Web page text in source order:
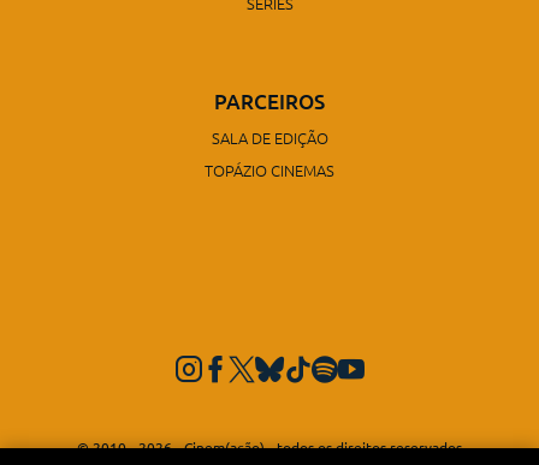
PARCEIROS
SALA DE EDIÇÃO
TOPÁZIO CINEMAS
© 2010 - 2026 - Cinem(ação) - todos os direitos reservados